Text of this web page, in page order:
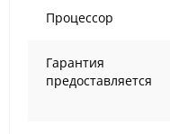
Процессор
Гарантия
предоставляется